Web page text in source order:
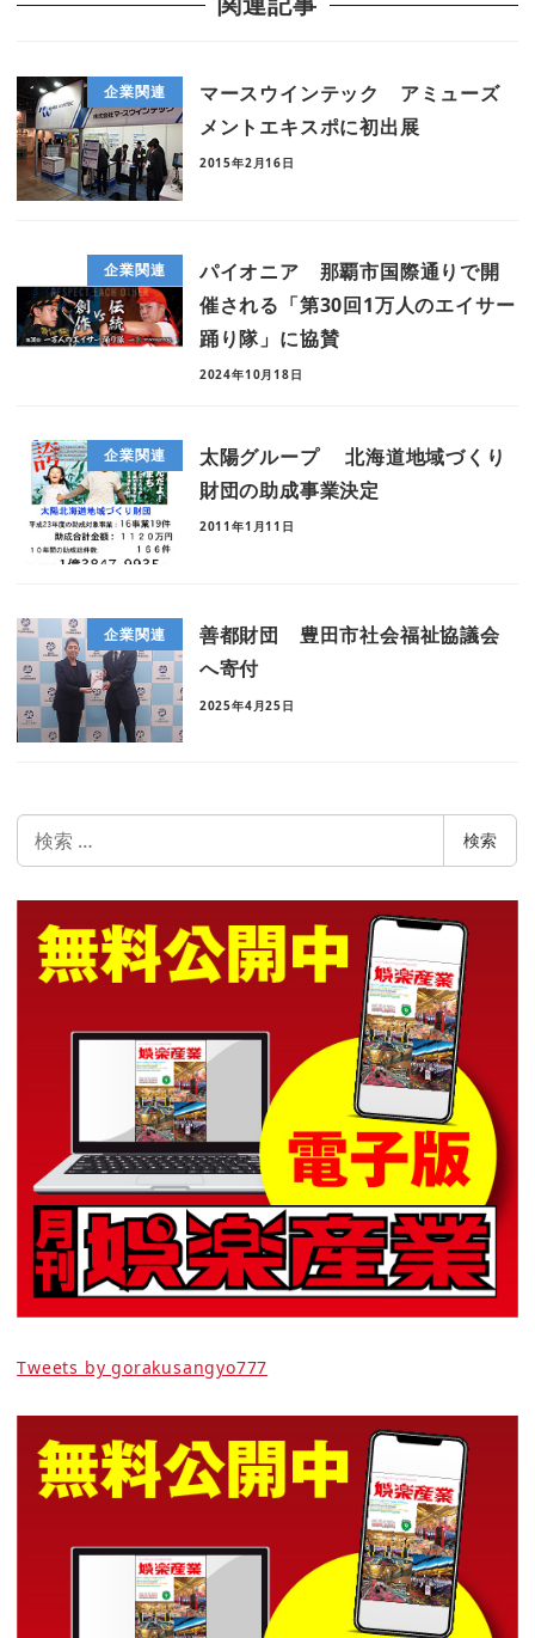
企業関連
マースウインテック アミューズ
メントエキスポに初出展
2015年2月16日
企業関連
パイオニア 那覇市国際通りで開
催される「第30回1万人のエイサー
踊り隊」に協賛
2024年10月18日
企業関連
太陽グループ 北海道地域づくり
財団の助成事業決定
2011年1月11日
企業関連
善都財団 豊田市社会福祉協議会
へ寄付
2025年4月25日
索
検索
Tweets by gorakusangyo777